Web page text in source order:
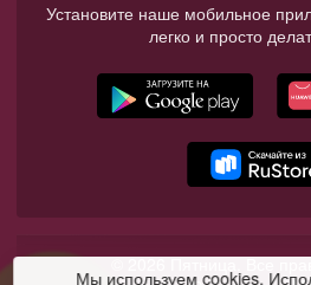
Установите наше мобильное
легко и просто
© 2026 Пятница. Все
Мы используем cookies.